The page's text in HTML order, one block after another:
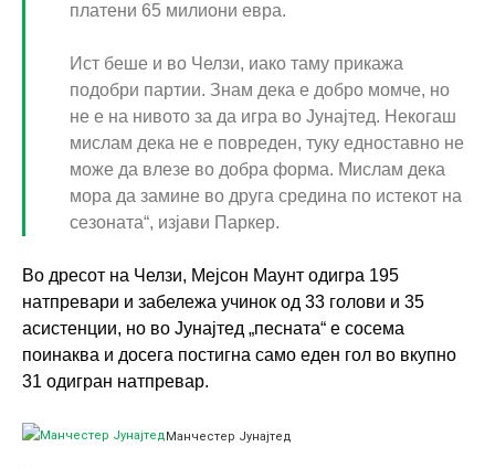
платени 65 милиони евра.
Ист беше и во Челзи, иако таму прикажа
подобри партии. Знам дека е добро момче, но
не е на нивото за да игра во Јунајтед. Некогаш
мислам дека не е повреден, туку едноставно не
може да влезе во добра форма. Мислам дека
мора да замине во друга средина по истекот на
сезоната“, изјави Паркер.
Во дресот на Челзи, Мејсон Маунт одигра 195
натпревари и забележа учинок од 33 голови и 35
асистенции, но во Јунајтед „песната“ е сосема
поинаква и досега постигна само еден гол во вкупно
31 одигран натпревар.
Манчестер Јунајтед